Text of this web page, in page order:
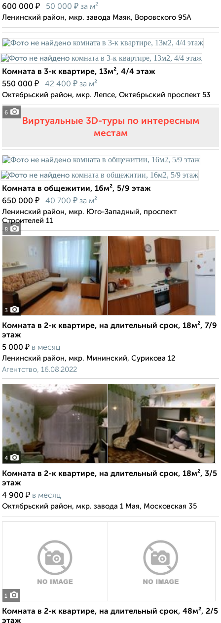
600 000 ₽ 50 000 ₽ за м²
Ленинский район, мкр. завода Маяк, Воровского 95А
6
Комната в 3-к квартире, 13м², 4/4 этаж
550 000 ₽ 42 400 ₽ за м²
Октябрьский район, мкр. Лепсе, Октябрьский проспект 53
Виртуальные 3D-туры по интересным
местам
8
Комната в общежитии, 16м², 5/9 этаж
650 000 ₽ 40 700 ₽ за м²
Ленинский район, мкр. Юго-Западный, проспект
Строителей 11
3
Комната в 2-к квартире, на длительный срок, 18м², 7/9
этаж
5 000 ₽ в месяц
Ленинский район, мкр. Мининский, Сурикова 12
Агентство, 16.08.2022
4
Комната в 2-к квартире, на длительный срок, 18м², 3/5
этаж
4 900 ₽ в месяц
Октябрьский район, мкр. завода 1 Мая, Московская 35
1
Комната в 2-к квартире, на длительный срок, 48м², 2/5
этаж